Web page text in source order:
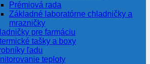
Prémiová rada
Základné laboratórne chladničky a
mrazničky
pre farmáciu
tašky a boxy
ľadu
teploty